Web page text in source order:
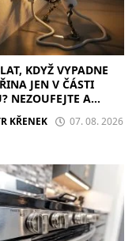
KDYŽ VYPADNE
JEN V ČÁSTI
NEZOUFEJTE A
S CHLADNOU
KŘENEK 07. 08. 2026